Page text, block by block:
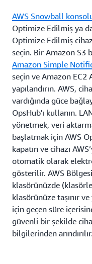
AWS Snowball
Optimize Edilmiş ya
Optimize Edilmiş
seçin. Bir Amazon S3
Amazon Simple
seçin ve Amazon EC2
yapılandırın. AWS,
vardığında güce
OpsHub'ı kullanın.
yönetmek, veri
başlatmak için AWS
kapatın ve cihazı
otomatik olarak
gösterilir. AWS
klasörünüzde
klasörünüze taşınır
için geçen süre
güvenli bir şekilde
bilgilerinden arındırılır.